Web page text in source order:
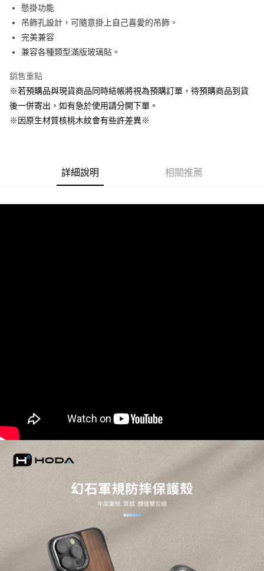
【「AFTEE先享後付」結帳流程】
１．於結帳方式選擇「AFTEE先享後付」後，將跳轉至「AFTEE先享後付」
結帳頁面，進行簡訊認證並確認金額後，即可完成結帳。
２．訂單成立數日內，您將收到繳費通知簡訊。
３．收到繳費通知簡訊後14天內，點擊此簡訊中的連結，可透過四大超商／
※ 請注意：結帳手續完成當下不需立刻繳費，但若您需要取消訂單，請聯絡
後付繳納相關費用。
※ 交易是否成功請以「AFTEE先享後付 」之結帳頁面顯示為準，若有關於
是否繳費成功／繳費後需取消欲退款等相關疑問，請聯繫「AFTEE先享後付
客戶支援中心」 https://netprotections.freshdesk.com/support/home
易，需依本服務之必要範圍內提供個人資料，並將交易相關給付款項請求債
每筆NT$60，滿NT$499(含以上)免運費
每筆NT$60，滿NT$499(含以上)免運費
付款後7-11取貨
每筆NT$60，滿NT$499(含以上)免運費
懸掛功能
吊飾孔設計，可隨意掛上自己喜愛的吊飾。
完美兼容
兼容各種類型滿版玻璃貼。
銷售重點
※若預購品與現貨商品同時結帳將視為預購訂單，待預購商品到貨
後一併寄出，如有急於使用請分開下單。
※因原生材質核桃木紋會有些許差異※
詳細說明 相關推薦